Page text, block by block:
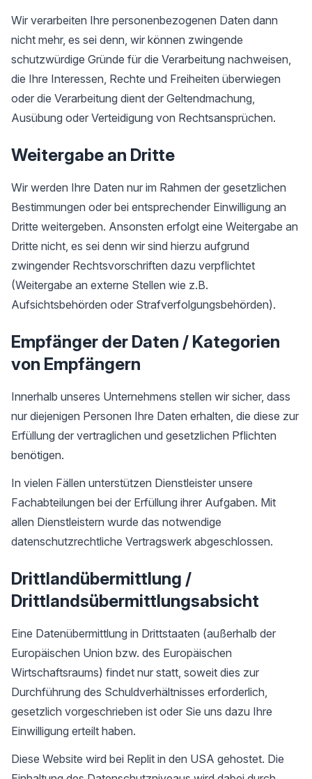
Wir verarbeiten Ihre personenbezogenen Daten dann
nicht mehr, es sei denn, wir können zwingende
schutzwürdige Gründe für die Verarbeitung nachweisen,
die Ihre Interessen, Rechte und Freiheiten überwiegen
oder die Verarbeitung dient der Geltendmachung,
Ausübung oder Verteidigung von Rechtsansprüchen.
Weitergabe an Dritte
Wir werden Ihre Daten nur im Rahmen der gesetzlichen
Bestimmungen oder bei entsprechender Einwilligung an
Dritte weitergeben. Ansonsten erfolgt eine Weitergabe an
Dritte nicht, es sei denn wir sind hierzu aufgrund
zwingender Rechtsvorschriften dazu verpflichtet
(Weitergabe an externe Stellen wie z.B.
Aufsichtsbehörden oder Strafverfolgungsbehörden).
Empfänger der Daten / Kategorien
von Empfängern
Innerhalb unseres Unternehmens stellen wir sicher, dass
nur diejenigen Personen Ihre Daten erhalten, die diese zur
Erfüllung der vertraglichen und gesetzlichen Pflichten
benötigen.
In vielen Fällen unterstützen Dienstleister unsere
Fachabteilungen bei der Erfüllung ihrer Aufgaben. Mit
allen Dienstleistern wurde das notwendige
datenschutzrechtliche Vertragswerk abgeschlossen.
Drittlandübermittlung /
Drittlandsübermittlungsabsicht
Eine Datenübermittlung in Drittstaaten (außerhalb der
Europäischen Union bzw. des Europäischen
Wirtschaftsraums) findet nur statt, soweit dies zur
Durchführung des Schuldverhältnisses erforderlich,
gesetzlich vorgeschrieben ist oder Sie uns dazu Ihre
Einwilligung erteilt haben.
Diese Website wird bei Replit in den USA gehostet. Die